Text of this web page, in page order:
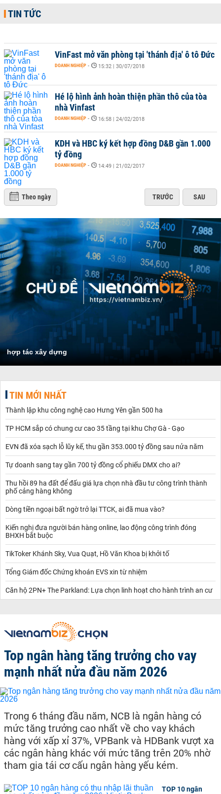
TIN TỨC
VinFast mở văn phòng tại 'thánh địa' ô tô Đức
DOANH NGHIỆP - 15:32 | 30/07/2018
Hé lộ hình ảnh hoàn thiện phần thô của tòa
nhà Vinfast
DOANH NGHIỆP - 16:58 | 24/02/2018
KDH và HBC ký kết hợp đồng D&B gần 1.000
tỷ đồng
DOANH NGHIỆP - 14:49 | 21/02/2017
Theo ngày TRƯỚC SAU
hợp tác xây dựng
TIN MỚI NHẤT
Thành lập khu công nghệ cao Hưng Yên gần 500 ha
TP HCM sắp có chung cư cao 35 tầng tại khu Chợ Gà - Gạo
EVN đã xóa sạch lỗ lũy kế, thu gần 353.000 tỷ đồng sau nửa năm
Tự doanh sang tay gần 700 tỷ đồng cổ phiếu DMX cho ai?
Thu hồi 89 ha đất để đấu giá lựa chọn nhà đầu tư công trình thành
phố cảng hàng không
Dòng tiền ngoại bất ngờ trở lại TTCK, ai đã mua vào?
Kiến nghị đưa người bán hàng online, lao động công trình đóng
BHXH bắt buộc
TikToker Khánh Sky, Vua Quạt, Hồ Văn Khoa bị khởi tố
Tổng Giám đốc Chứng khoán EVS xin từ nhiệm
Căn hộ 2PN+ The Parkland: Lựa chọn linh hoạt cho hành trình an cư
Top ngân hàng tăng trưởng cho vay
mạnh nhất nửa đầu năm 2026
Trong 6 tháng đầu năm, NCB là ngân hàng có
mức tăng trưởng cao nhất về cho vay khách
hàng với xấp xỉ 37%, VPBank và HDBank vượt xa
các ngân hàng khác với mức tăng trên 20% nhờ
tham gia tái cơ cấu ngân hàng yếu kém.
TOP 10 ngân